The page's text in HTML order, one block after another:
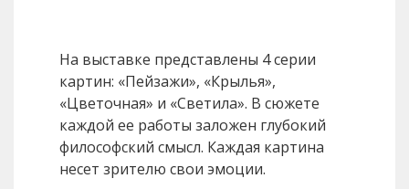
На выставке представлены 4 серии
картин: «Пейзажи», «Крылья»,
«Цветочная» и «Светила». В сюжете
каждой ее работы заложен глубокий
философский смысл. Каждая картина
несет зрителю свои эмоции.